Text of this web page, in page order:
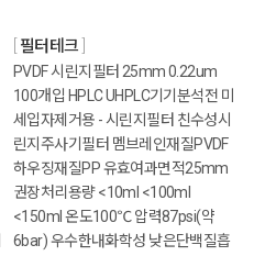
필터테크
PVDF 시린지필터 25mm 0.22um
100개입 HPLC UHPLC기기분석전 미
세입자제거용 - 시린지필터 친수성시
린지주사기필터 멤브레인재질PVDF
하우징재질PP 유효여과면적25mm
권장처리용량 <10ml <100ml
<150ml 온도100℃ 압력87psi(약
6bar) 우수한내화학성 낮은단백질흡